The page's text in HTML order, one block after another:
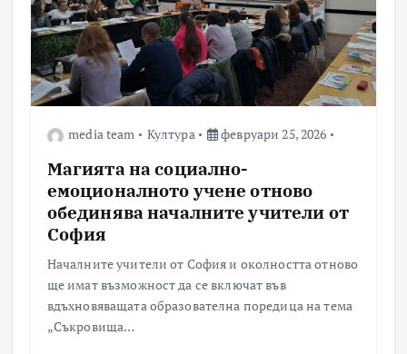
media team Култура февруари 25, 2026
Магията на социално-
емоционалното учене отново
обединява началните учители от
София
Началните учители от София и околността отново
ще имат възможност да се включат във
вдъхновяващата образователна поредица на тема
„Съкровища…